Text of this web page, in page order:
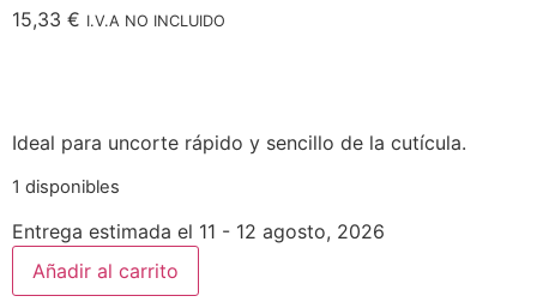
15,33 € I.V.A NO INCLUIDO
Ideal para uncorte rápido y sencillo de la cutícula.
1 disponibles
Entrega estimada el 11 - 12 agosto, 2026
Añadir al carrito